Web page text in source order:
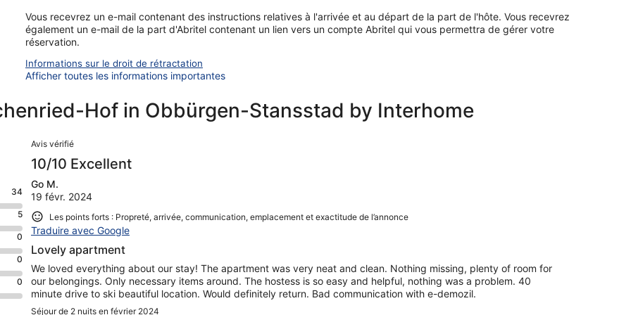
- gare ferroviaire: 6,0 km
- autoroute: 8,0 km
- lac: 6,0 km
- chemin de fer de montagne: 15,0 km
- situé en pleine campagne.
Linge de lit (premier jeu)
ERV assurance annulation
Frais d'énergie
Taxe de séjour (2026-08-06 - 2027-12-31)
parking extérieur
Interhome plante 100'000 m2 de pré fleuri pour protéger les abeilles
Serviettes (premier jeu)
Internet sans fil (WIFI)
inclus dans le prix, mais doit être réservé lors de la réservation
Animal domestique (max. 1)
#CH6372.601.1
Vous recevrez un e-mail contenant des instructions relatives à l'arrivée et au départ de la part de l'hôte. Vous recevrez
également un e-mail de la part d'Abritel contenant un lien vers un compte Abritel qui vous permettra de gérer votre
réservation.
Informations sur le droit de rétractation
Afficher toutes les informations importantes
Hof in Obbürgen-Stansstad by Interhome
34
5
0
0
0
Avis
Avis vérifié
10/10 Excellent
Go M.
19 févr. 2024
Les points forts : Propreté, arrivée, communication, emplacement et exactitude de l’annonce
Traduire avec Google
Lovely apartment
We loved everything about our stay! The apartment was very neat and clean. Nothing missing, plenty of room for
our belongings. Only necessary items around. The hostess is so easy and helpful, nothing was a problem. 40
minute drive to ski beautiful location. Would definitely return. Bad communication with e-demozil.
Séjour de 2 nuits en février 2024